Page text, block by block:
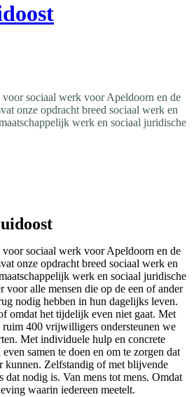
voor sociaal werk voor Apeldoorn en de
onze opdracht breed sociaal werk en
werk en sociaal juridische
voor sociaal werk voor Apeldoorn en de
onze opdracht breed sociaal werk en
werk en sociaal juridische
alle mensen die op de een of ander
nodig hebben in hun dagelijks leven.
omdat het tijdelijk even niet gaat. Met
ruim 400 vrijwilligers ondersteunen we
Met individuele hulp en concrete
samen te doen en om te zorgen dat
kunnen. Zelfstandig of met blijvende
dat nodig is. Van mens tot mens. Omdat
waarin iedereen meetelt.